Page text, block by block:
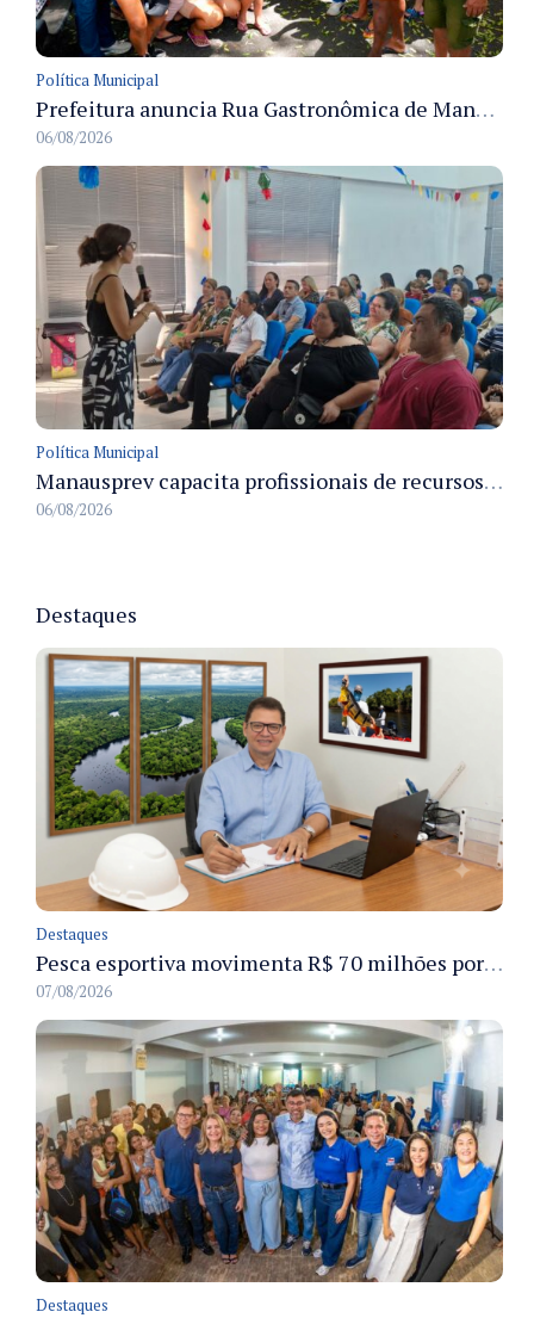
Política Municipal
Prefeitura anuncia Rua Gastronômica de Manaus e garante alternativas para 54 ambulantes cadastrados
06/08/2026
Política Municipal
Manausprev capacita profissionais de recursos humanos para agilizar concessão de aposentadorias no município
06/08/2026
Destaques
Destaques
Pesca esportiva movimenta R$ 70 milhões por ano e ganha espaço na economia sustentável do Amazonas
07/08/2026
Destaques